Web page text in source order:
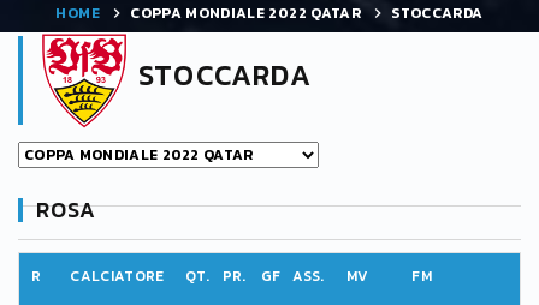
HOME COPPA MONDIALE 2022 QATAR STOCCARDA
STOCCARDA
ROSA
R CALCIATORE QT. PR. GF ASS. MV FM